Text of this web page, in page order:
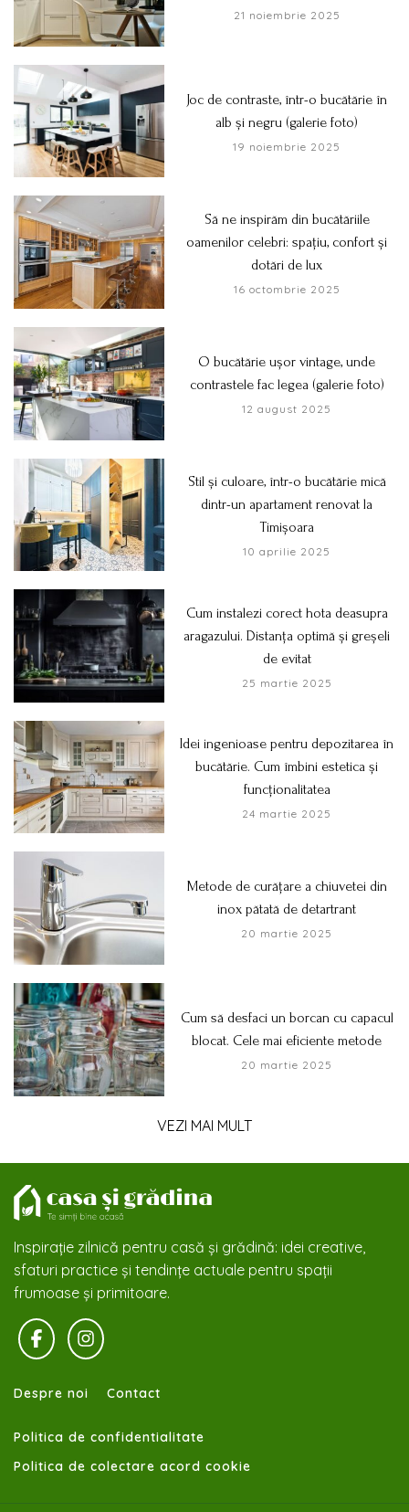
21 noiembrie 2025
Joc de contraste, într-o bucătărie în
alb și negru (galerie foto)
19 noiembrie 2025
Să ne inspirăm din bucătăriile
oamenilor celebri: spațiu, confort și
dotări de lux
16 octombrie 2025
O bucătărie ușor vintage, unde
contrastele fac legea (galerie foto)
12 august 2025
Stil și culoare, într-o bucătărie mică
dintr-un apartament renovat la
Timișoara
10 aprilie 2025
Cum instalezi corect hota deasupra
aragazului. Distanța optimă și greșeli
de evitat
25 martie 2025
Idei ingenioase pentru depozitarea în
bucătărie. Cum îmbini estetica și
funcționalitatea
24 martie 2025
Metode de curățare a chiuvetei din
inox pătată de detartrant
20 martie 2025
Cum să desfaci un borcan cu capacul
blocat. Cele mai eficiente metode
20 martie 2025
VEZI MAI MULT
Inspirație zilnică pentru casă și grădină: idei creative,
sfaturi practice și tendințe actuale pentru spații
frumoase și primitoare.
Despre noi Contact
Politica de confidentialitate
Politica de colectare acord cookie